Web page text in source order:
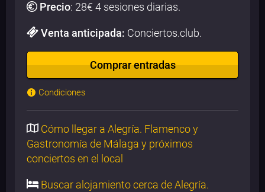
Precio: 28€ 4 sesiones diarias.
Venta anticipada: Conciertos.club.
Comprar entradas
Condiciones
Cómo llegar a Alegría. Flamenco y
Gastronomía de Málaga y próximos
conciertos en el local
Buscar alojamiento cerca de Alegría.